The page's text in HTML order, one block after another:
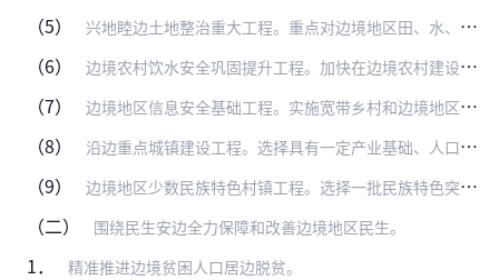
（5） 兴地睦边土地整治重大工程。重点对边境地区田、水、路、林、村等进行综合整治，加强农田基础设施建设，改善区域农业生产环境，提高农业综合生产能力。（国土资源部、财政部…
（6） 边境农村饮水安全巩固提升工程。加快在边境农村建设一批集中供水工程。对分散性供水和水质不达标的，实行提质增效改造。推进净水设施改造和消毒设备配套工程、水源保护和信…
（7） 边境地区信息安全基础工程。实施宽带乡村和边境地区中小城市基础网络完善工程。加强农村邮政、电信和互联网基础设施建设。完善边防边控通信设施，加快网络信息安全、无线电…
（8） 沿边重点城镇建设工程。选择具有一定产业基础、人口规模和发展潜力较大、区位优势较为突出的沿边境重点城镇，完善发展规划、拓展城镇功能、提高管理服务水平，增强人口集聚…
（9） 边境地区少数民族特色村镇工程。选择一批民族特色突出、地域优势明显的村镇，通过加强民族文化保护、传承和发展，保护完善村落设施，推动特色村镇建设与旅游资源开发、环境…
（二） 围绕民生安边全力保障和改善边境地区民生。
1． 精准推进边境贫困人口居边脱贫。